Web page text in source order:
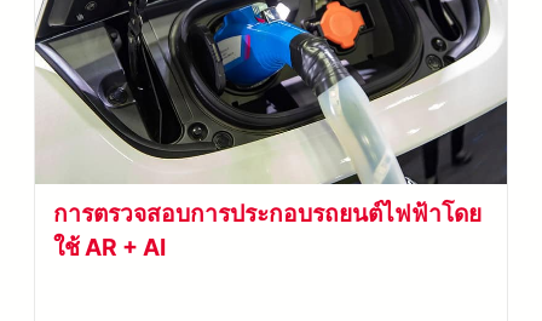
การตรวจสอบการประกอบรถยนต์ไฟฟ้าโดย
ใช้ AR + AI